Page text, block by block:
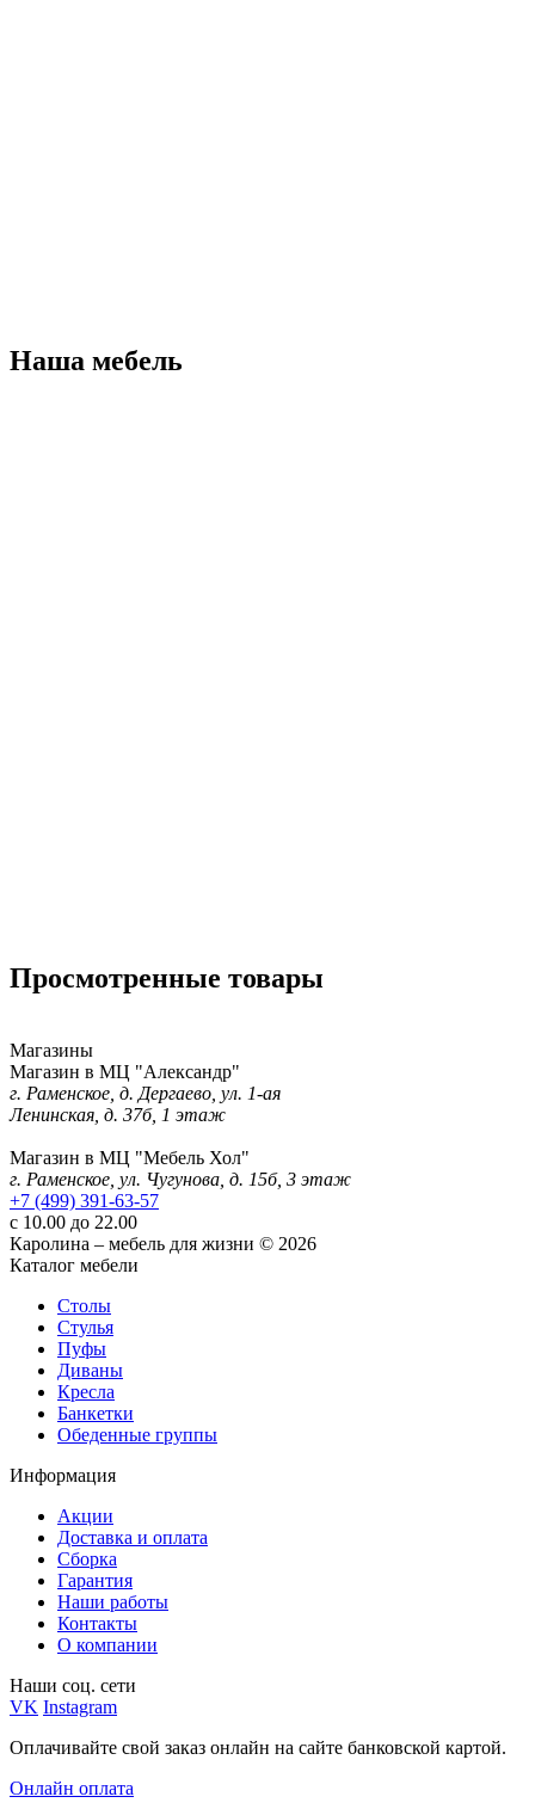
Наша мебель
Просмотренные товары
Магазины
Магазин в МЦ "Александр"
г. Раменское, д. Дергаево, ул. 1-ая
Ленинская, д. 37б, 1 этаж
Магазин в МЦ "Мебель Хол"
г. Раменское, ул. Чугунова, д. 15б, 3 этаж
+7 (499) 391-63-57
с 10.00 до 22.00
Каролина – мебель для жизни © 2026
Каталог мебели
Столы
Стулья
Пуфы
Диваны
Кресла
Банкетки
Обеденные группы
Информация
Акции
Доставка и оплата
Сборка
Гарантия
Наши работы
Контакты
О компании
Наши соц. сети
VK Instagram
Оплачивайте свой заказ онлайн на сайте банковской картой.
Онлайн оплата